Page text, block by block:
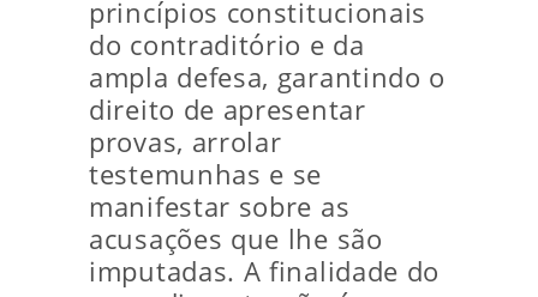
princípios constitucionais
do contraditório e da
ampla defesa, garantindo o
direito de apresentar
provas, arrolar
testemunhas e se
manifestar sobre as
acusações que lhe são
imputadas. A finalidade do